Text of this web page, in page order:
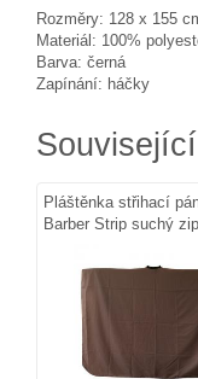
Rozměry: 128 x 155
Materiál: 100%
Barva: černá
Zapínání: háčky
Pláštěnka střihací
Barber Strip suchý zip